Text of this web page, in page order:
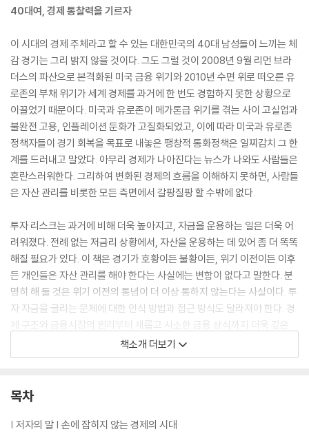
40대여, 경제 통찰력을 기르자
이 시대의 경제 주체라고 할 수 있는 대한민국의 40대 남성들이 느끼는 체
감 경기는 그리 밝지 않을 것이다. 그도 그럴 것이 2008년 9월 리먼 브라
더스의 파산으로 본격화된 미국 금융 위기와 2010년 수면 위로 떠오른 유
로존의 부채 위기가 세계 경제를 과거에 한 번도 경험하지 못한 상황으로
이끌었기 때문이다. 미국과 유로존이 메가톤급 위기를 겪는 사이 고실업과
불완전 고용, 인플레이션 둔화가 고질화되었고, 이에 따라 미국과 유로존
정책자들이 경기 회복을 목표로 내놓은 팽창적 통화정책은 일찌감치 그 한
계를 드러내고 말았다. 아무리 경제가 나아진다는 뉴스가 나와도 사람들은
혼란스러워한다. 그리하여 변화된 경제의 흐름을 이해하지 못하면, 사람들
은 자산 관리를 비롯한 모든 측면에서 갈팡질팡 할 수밖에 없다.
투자 리스크는 과거에 비해 더욱 높아지고, 자금을 운용하는 일은 더욱 어
려워졌다. 전례 없는 저금리 상황에서, 자산을 운용하는 데 있어 좀 더 똑똑
해질 필요가 있다. 이 책은 경기가 호황이든 불황이든, 위기 이전이든 이후
든 개인들은 자산 관리를 해야 한다는 사실에는 변함이 없다고 말한다. 분
명히 해 둘 것은 위기 이전의 통념이 더 이상 통하지 않는다는 사실이다. 투
자 자금을 굴리는 문제에 대한 인식 방법과 접근 방식도 달라져야 한다. 경
제 구조와 금융시장의 원리부터 새롭고 사소한 금융 상식까지 더욱 깊은
이해를 갖춰야만 몰라서 자산을 놓치거나 잃는 상황을 사전에 대비할 수
있고, 보다 똑똑하게 자산을 지키고 관리할 수 있다.
책소개 더보기
목차
| 저자의 말 | 손에 잡히지 않는 경제의 시대